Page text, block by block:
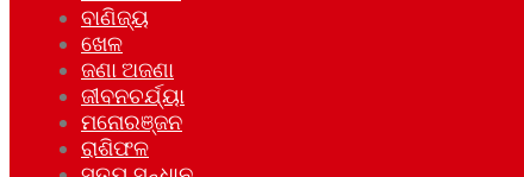
ବାଣିଜ୍ୟ
ଖେଳ
ଜଣା ଅଜଣା
ଜୀବନଚର୍ଯ୍ୟା
ମନୋରଞ୍ଜନ
ରାଶିଫଳ